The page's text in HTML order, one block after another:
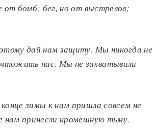
от бомб; бег, но от выстрелов;
дай нам защиту. Мы никогда не
нас. Мы не захватывали
зимы к нам пришла совсем не
нам принесли кромешную тьму.